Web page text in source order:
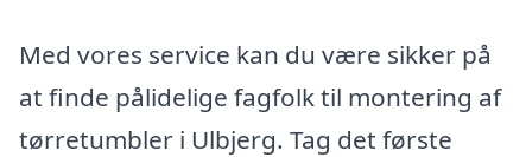
Med vores service kan du være sikker på
at finde pålidelige fagfolk til montering af
tørretumbler i Ulbjerg. Tag det første